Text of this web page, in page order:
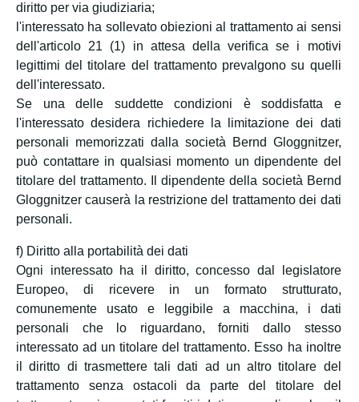
diritto per via giudiziaria;
l'interessato ha sollevato obiezioni al trattamento ai sensi
dell'articolo 21 (1) in attesa della verifica se i motivi
legittimi del titolare del trattamento prevalgono su quelli
dell'interessato.
Se una delle suddette condizioni è soddisfatta e
l'interessato desidera richiedere la limitazione dei dati
personali memorizzati dalla società Bernd Gloggnitzer,
può contattare in qualsiasi momento un dipendente del
titolare del trattamento. Il dipendente della società Bernd
Gloggnitzer causerà la restrizione del trattamento dei dati
personali.
f) Diritto alla portabilità dei dati
Ogni interessato ha il diritto, concesso dal legislatore
Europeo, di ricevere in un formato strutturato,
comunemente usato e leggibile a macchina, i dati
personali che lo riguardano, forniti dallo stesso
interessato ad un titolare del trattamento. Esso ha inoltre
il diritto di trasmettere tali dati ad un altro titolare del
trattamento senza ostacoli da parte del titolare del